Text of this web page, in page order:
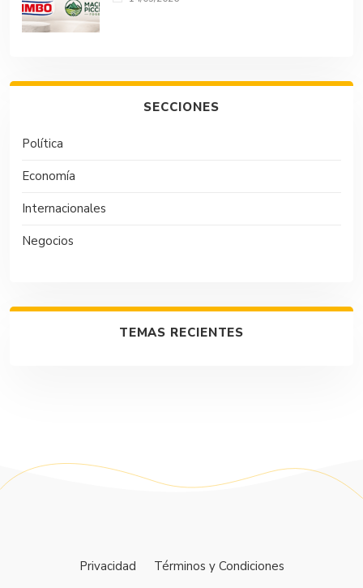
SECCIONES
Política
Economía
Internacionales
Negocios
TEMAS RECIENTES
Privacidad Términos y Condiciones